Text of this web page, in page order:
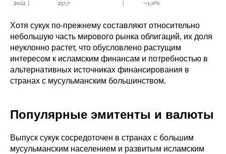
Хотя сукук по-прежнему составляют относительно
небольшую часть мирового рынка облигаций, их доля
неуклонно растет, что обусловлено растущим
интересом к исламским финансам и потребностью в
альтернативных источниках финансирования в
странах с мусульманским большинством.
Популярные эмитенты и валюты
Выпуск сукук сосредоточен в странах с большим
мусульманским населением и развитым исламским